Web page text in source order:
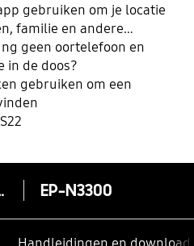
gebruiken om je locatie
familie en andere
geen oortelefoon en
in de doos?
gebruiken om een
Stand EP-N3300